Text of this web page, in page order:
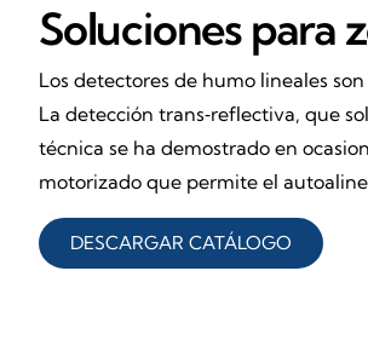
Soluciones para
Los detectores de humo lineales
La detección trans‑reflectiva, que
técnica se ha demostrado en
motorizado que permite el
DESCARGAR CATÁLOGO